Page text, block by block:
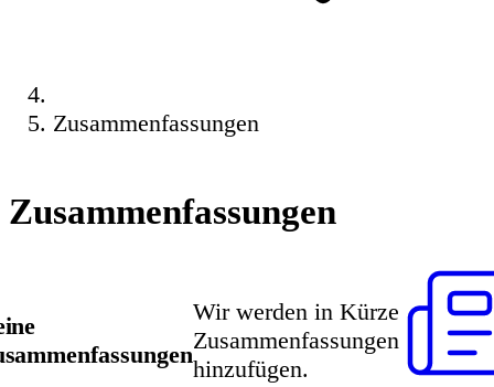
Zusammenfassungen
Zusammenfassungen
Wir werden in Kürze
Zusammenfassungen
hinzufügen.